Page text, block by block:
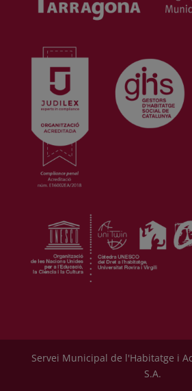
Servei Municipal de l'Habitatge i
S.A.